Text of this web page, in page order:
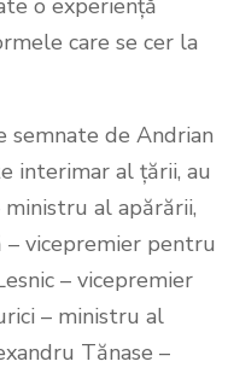
o experiență
care se cer la
semnate de Andrian
interimar al țării, au
al apărării,
– vicepremier pentru
– vicepremier
– ministru al
Tănase –